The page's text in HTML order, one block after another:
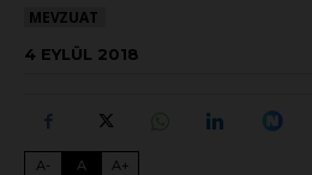
MEVZUAT
4 EYLÜL 2018
A- A A+